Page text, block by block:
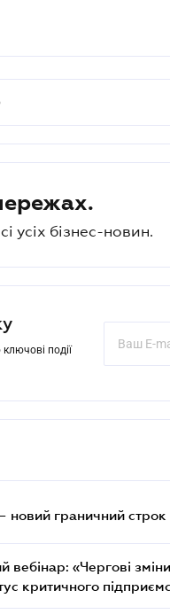
усіх бізнес-новин.
події
новий граничний строк
вебінар: «Чергові
критичного